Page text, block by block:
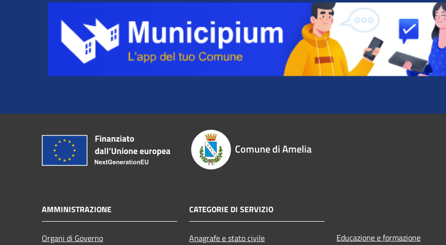
Comune di Amelia
AMMINISTRAZIONE
Organi di Governo
CATEGORIE DI SERVIZIO
Anagrafe e stato civile
Educazione e formazione